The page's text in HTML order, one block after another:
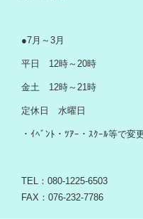
●7月～3月
平日 12時～20時
金土 12時～21時
定休日 水曜日
・ｲﾍﾞﾝﾄ・ﾂｱｰ・ｽｸｰﾙ等で変
TEL：080-1225-6503
FAX：076-232-7786